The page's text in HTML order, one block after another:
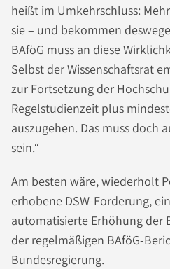
heißt im Umkehrschluss:
sie – und bekommen
BAföG muss an diese
Selbst der Wissenschaftsrat
zur Fortsetzung der
Regelstudienzeit plus
auszugehen. Das muss doch
sein.“
Am besten wäre, wiederholt
erhobene DSW-Forderung,
automatisierte Erhöhung der
der regelmäßigen BAföG-
Bundesregierung.